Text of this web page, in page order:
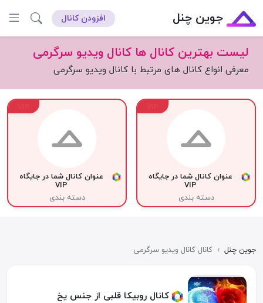
جوین چنل افزودن کانال
لیست بهترین کانال ها کانال ویدیو سرگرمی
معرفی انواع کانال های مرتبط با کانال ویدیو سرگرمی
عنوان کانال شما در جایگاه
VIP
دسته بندی
عنوان کانال شما در جایگاه
VIP
دسته بندی
جوین چنل › کانال کانال ویدیو سرگرمی
کانال روبیکا قلبی از جنس یخ